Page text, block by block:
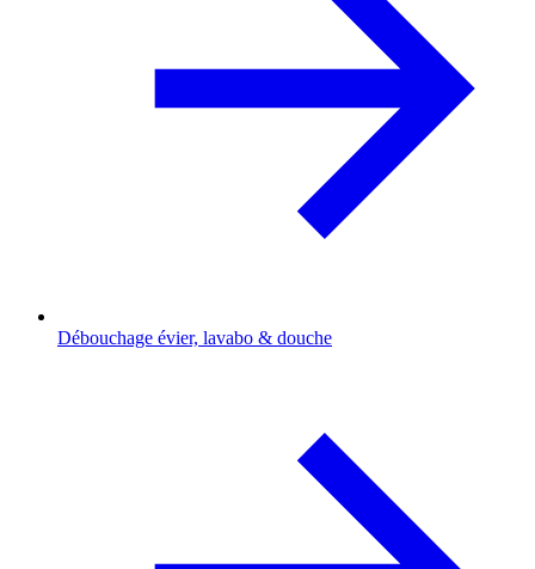
Débouchage évier, lavabo & douche